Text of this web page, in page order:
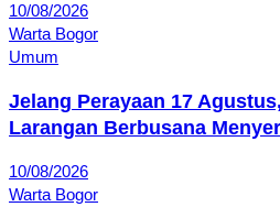
10/08/2026
Warta Bogor
Umum
Jelang Perayaan 17
Larangan Berbusana
10/08/2026
Warta Bogor